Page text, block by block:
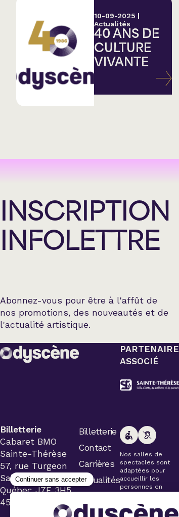
10-09-2025 |
Actualités
40 ANS DE
CULTURE
VIVANTE
INSCRIPTION
INFOLETTRE
Abonnez-vous pour être à l'affût de
nos promotions, des nouveautés et de
l'actualité artistique.
Billetterie
Cabaret BMO
Sainte-Thérèse
57, rue Turgeon
Sainte-Thérèse
Québec J7E 3H5
450 434-4006
Billetterie
Contact
Carrières
Actualités
PARTENAIRE
ASSOCIÉ
Nos salles de
spectacles sont
adaptées pour
accueillir les
personnes en
Veuillez
simplement aviser